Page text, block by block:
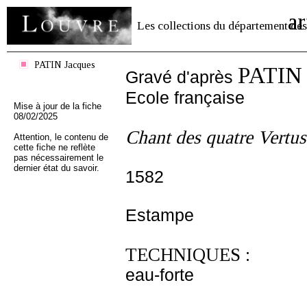
Les collections du département des
PATIN Jacques
Mise à jour de la fiche
08/02/2025
Attention, le contenu de
cette fiche ne reflète
pas nécessairement le
dernier état du savoir.
Gravé d'après PATIN
Ecole française
Chant des quatre Vertus
1582
Estampe
TECHNIQUES :
eau-forte